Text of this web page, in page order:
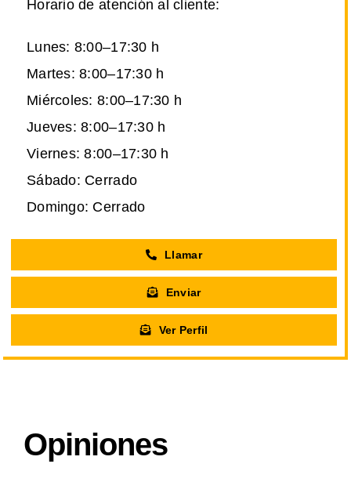
Horario de atención al cliente:
Lunes: 8:00–17:30 h
Martes: 8:00–17:30 h
Miércoles: 8:00–17:30 h
Jueves: 8:00–17:30 h
Viernes: 8:00–17:30 h
Sábado: Cerrado
Domingo: Cerrado
Llamar
Enviar
Ver Perfil
Opiniones